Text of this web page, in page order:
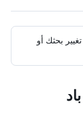
بحثك أو